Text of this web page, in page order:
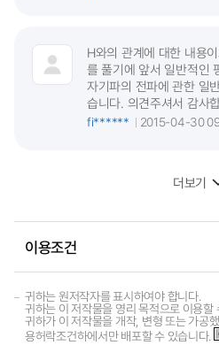
H와의 관계에 대한 내용
를 풀기에 앞서 일반적인
자기파의 전파에 관한 일
습니다. 의견주셔서 감사
fi******
2015-04-30
더보기
이용조건
귀하는 원저작자를 표시하여야 합니다.
귀하는 이 저작물을 영리 목적으로 이용할
귀하가 이 저작물을 개작, 변형 또는 가공
용허락조건하에서만 배포할 수 있습니다.